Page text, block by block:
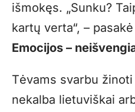
išmokęs. „Sunku?
kartų verta“, –
Emocijos –
Tėvams svarbu
nekalba lietuviškai